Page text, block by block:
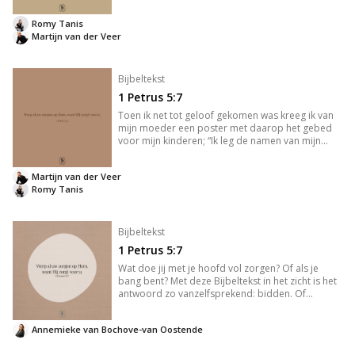
Martijn van der Veer
Romy Tanis
Bijbeltekst
1 Petrus 5:7
Toen ik net tot geloof gekomen was kreeg ik van
mijn moeder een poster met daarop het gebed
voor mijn kinderen; “Ik leg de namen van mijn
oubollig gedicht en h
Romy Tanis
Martijn van der Veer
Bijbeltekst
1 Petrus 5:7
Wat doe jij met je hoofd vol zorgen? Of als je
bang bent? Met deze Bijbeltekst in het zicht is het
antwoord zo vanzelfsprekend: bidden. Of
gebedspunt d
Annemieke van Bochove-van Oostende